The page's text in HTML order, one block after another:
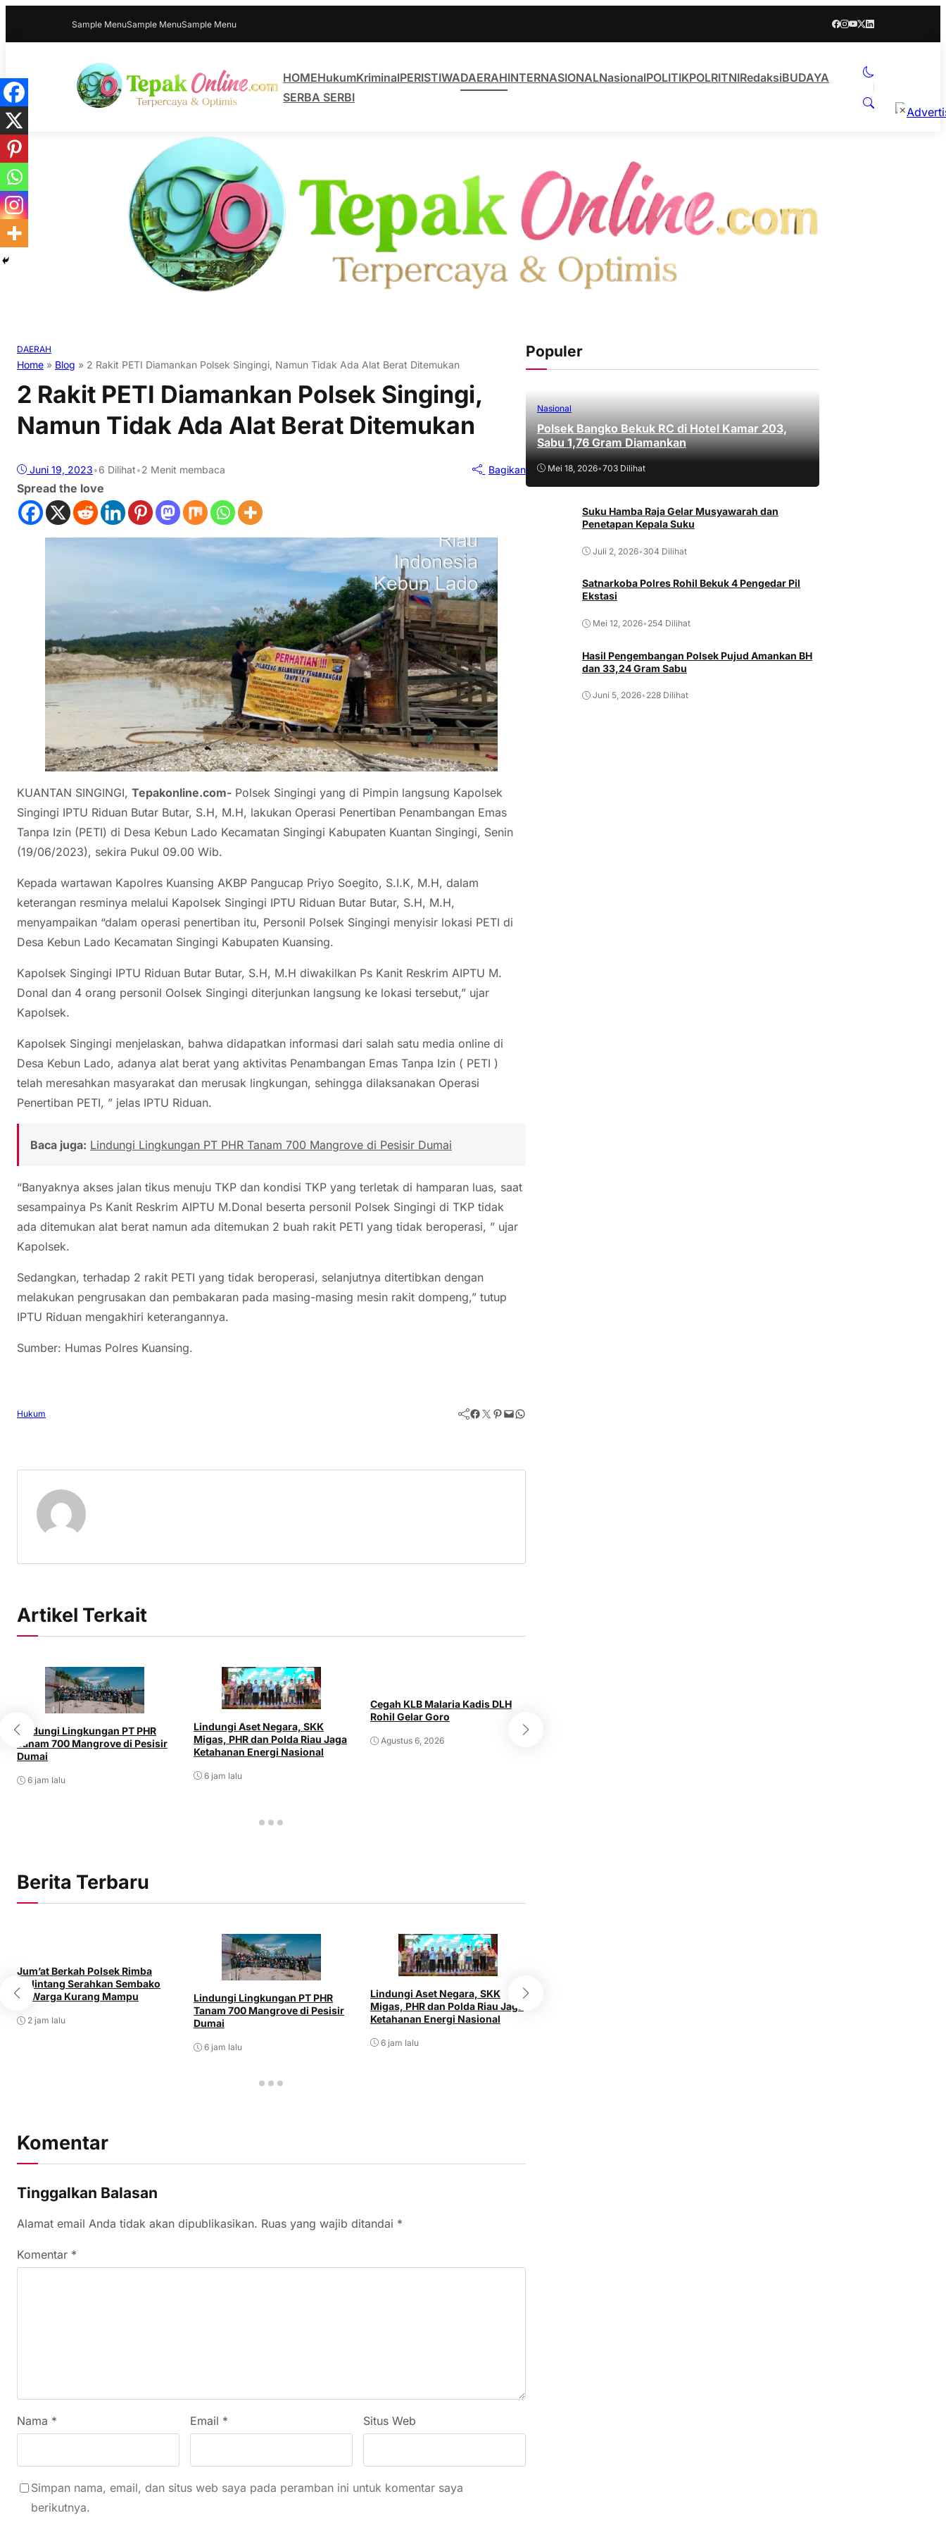
Sample MenuSample MenuSample Menu
HOMEHukumKriminalPERISTIWADAERAHINTERNASIONALNasionalPOLITIKPOLRITNIRedaksiBUDAYA
SERBA SERBI
DAERAH
Home » Blog » 2 Rakit PETI Diamankan Polsek Singingi, Namun Tidak Ada Alat Berat Ditemukan
2 Rakit PETI Diamankan Polsek Singingi,
Namun Tidak Ada Alat Berat Ditemukan
Juni 19, 2023•6 Dilihat•2 Menit membaca Bagikan
Spread the love
KUANTAN SINGINGI, Tepakonline.com- Polsek Singingi yang di Pimpin langsung Kapolsek
Singingi IPTU Riduan Butar Butar, S.H, M.H, lakukan Operasi Penertiban Penambangan Emas
Tanpa Izin (PETI) di Desa Kebun Lado Kecamatan Singingi Kabupaten Kuantan Singingi, Senin
(19/06/2023), sekira Pukul 09.00 Wib.
Kepada wartawan Kapolres Kuansing AKBP Pangucap Priyo Soegito, S.I.K, M.H, dalam
keterangan resminya melalui Kapolsek Singingi IPTU Riduan Butar Butar, S.H, M.H,
menyampaikan “dalam operasi penertiban itu, Personil Polsek Singingi menyisir lokasi PETI di
Desa Kebun Lado Kecamatan Singingi Kabupaten Kuansing.
Kapolsek Singingi IPTU Riduan Butar Butar, S.H, M.H diwakilkan Ps Kanit Reskrim AIPTU M.
Donal dan 4 orang personil Oolsek Singingi diterjunkan langsung ke lokasi tersebut,” ujar
Kapolsek.
Kapolsek Singingi menjelaskan, bahwa didapatkan informasi dari salah satu media online di
Desa Kebun Lado, adanya alat berat yang aktivitas Penambangan Emas Tanpa Izin ( PETI )
telah meresahkan masyarakat dan merusak lingkungan, sehingga dilaksanakan Operasi
Penertiban PETI, ” jelas IPTU Riduan.
Baca juga: Lindungi Lingkungan PT PHR Tanam 700 Mangrove di Pesisir Dumai
“Banyaknya akses jalan tikus menuju TKP dan kondisi TKP yang terletak di hamparan luas, saat
sesampainya Ps Kanit Reskrim AIPTU M.Donal beserta personil Polsek Singingi di TKP tidak
ada ditemukan alat berat namun ada ditemukan 2 buah rakit PETI yang tidak beroperasi, ” ujar
Kapolsek.
Sedangkan, terhadap 2 rakit PETI yang tidak beroperasi, selanjutnya ditertibkan dengan
melakukan pengrusakan dan pembakaran pada masing-masing mesin rakit dompeng,” tutup
IPTU Riduan mengakhiri keterangannya.
Sumber: Humas Polres Kuansing.
Hukum Facebook Twitter Pinterest Mail WhatsApp
Artikel Terkait
Lindungi Lingkungan PT PHR
Tanam 700 Mangrove di Pesisir
Dumai
6 jam lalu
Lindungi Aset Negara, SKK
Migas, PHR dan Polda Riau Jaga
Ketahanan Energi Nasional
6 jam lalu
Cegah KLB Malaria Kadis DLH
Rohil Gelar Goro
Agustus 6, 2026
Berita Terbaru
Jum’at Berkah Polsek Rimba
Melintang Serahkan Sembako
ke Warga Kurang Mampu
2 jam lalu
Lindungi Lingkungan PT PHR
Tanam 700 Mangrove di Pesisir
Dumai
6 jam lalu
Lindungi Aset Negara, SKK
Migas, PHR dan Polda Riau Jaga
Ketahanan Energi Nasional
6 jam lalu
Komentar
Tinggalkan Balasan
Alamat email Anda tidak akan dipublikasikan. Ruas yang wajib ditandai *
Komentar *
Nama * Email * Situs Web
Simpan nama, email, dan situs web saya pada peramban ini untuk komentar saya
berikutnya.
Populer
Nasional
Polsek Bangko Bekuk RC di Hotel Kamar 203,
Sabu 1,76 Gram Diamankan
Mei 18, 2026•703 Dilihat
Suku Hamba Raja Gelar Musyawarah dan
Penetapan Kepala Suku
Juli 2, 2026• 304 Dilihat
Satnarkoba Polres Rohil Bekuk 4 Pengedar Pil
Ekstasi
Mei 12, 2026• 254 Dilihat
Hasil Pengembangan Polsek Pujud Amankan BH
dan 33,24 Gram Sabu
Juni 5, 2026• 228 Dilihat
×